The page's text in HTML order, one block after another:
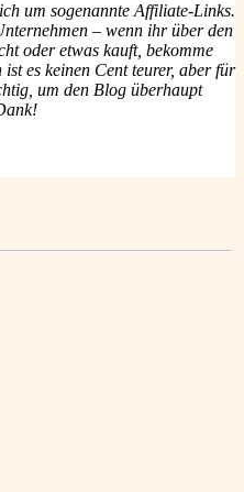
um sogenannte Affiliate-Links.
– wenn ihr über den
oder etwas kauft, bekomme
es keinen Cent teurer, aber für
um den Blog überhaupt